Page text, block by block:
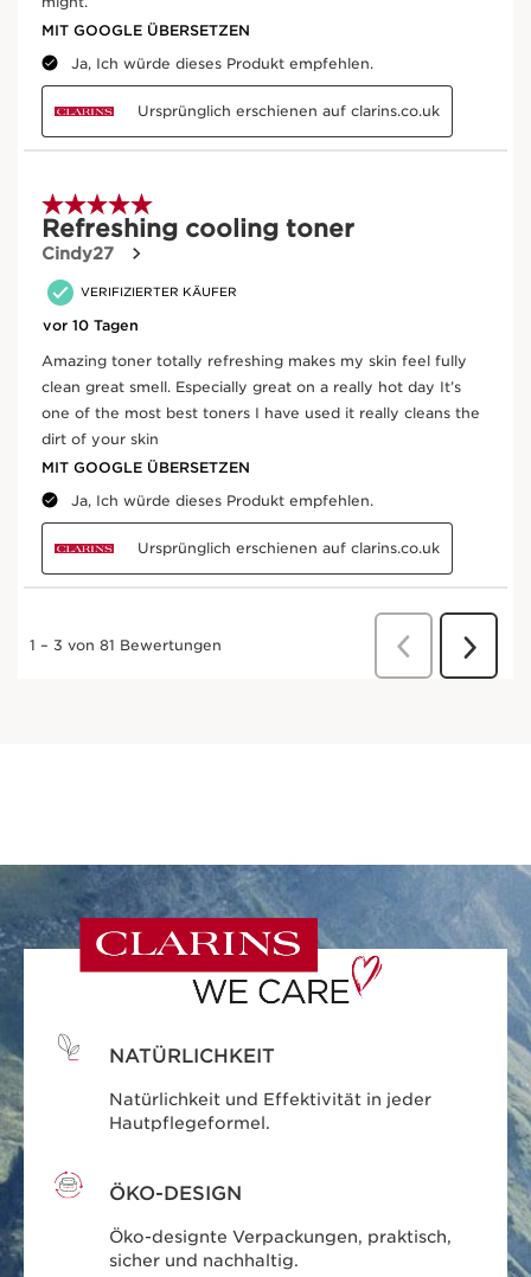
NATÜRLICHKEIT
Natürlichkeit und Effektivität in jeder
Hautpflegeformel.
ÖKO-DESIGN
Öko-designte Verpackungen, praktisch,
sicher und nachhaltig.